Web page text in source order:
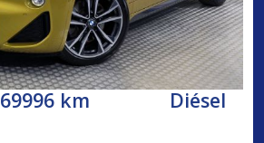
69996 km Diésel